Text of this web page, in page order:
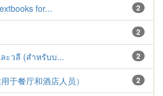
2
for...
2
2
ะวลี (สำหรับบ...
2
于餐厅和酒店人员）